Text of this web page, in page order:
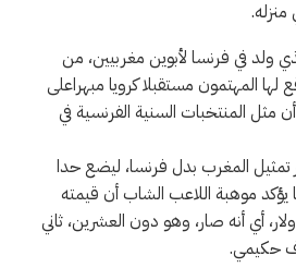
منزله.
سنة)، الذي ولد في فرنسا لأبوين مغربيين، من
لها المهتمون مستقبلا كرويا مبهراعلى
مثل المنتخبات السنية الفرنسية في
المغرب بدل فرنسا، ليضع حدا
موهبة اللاعب الشاب أن قيمته
50 مليون دولار، أي أنه صار، وهو دون العشرين، ثاني
حكيمي.